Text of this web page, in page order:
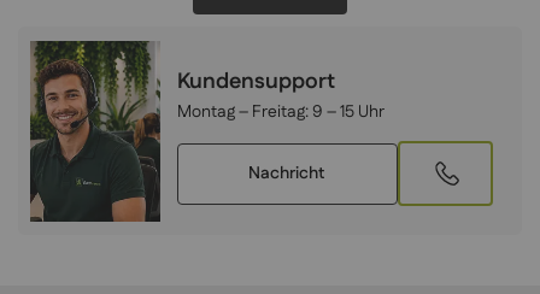
Kundensupport
Montag – Freitag: 9 – 15 Uhr
Nachricht